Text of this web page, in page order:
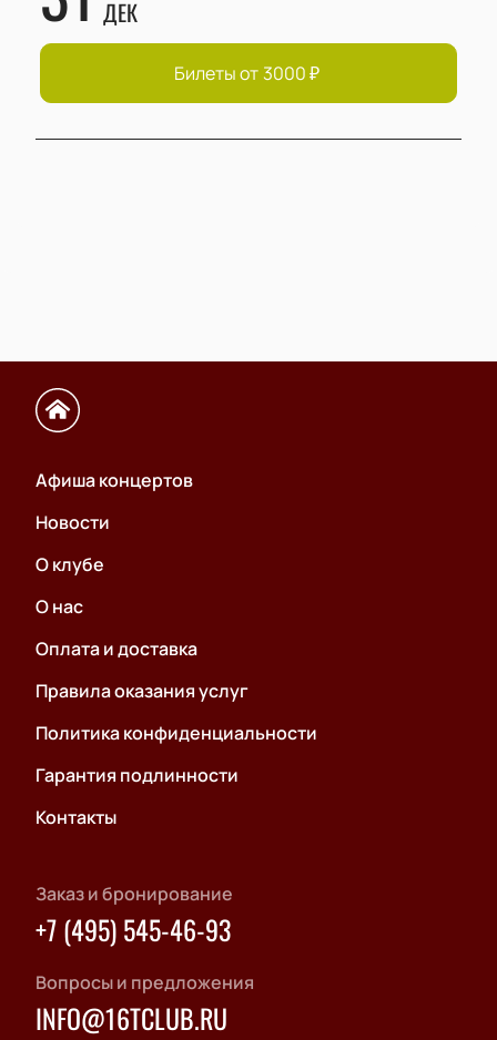
ДЕК
Билеты от 3000₽
Афиша концертов
Новости
О клубе
О нас
Оплата и доставка
Правила оказания услуг
Политика конфиденциальности
Гарантия подлинности
Контакты
Заказ и бронирование
+7 (495) 545-46-93
Вопросы и предложения
INFO@16TCLUB.RU